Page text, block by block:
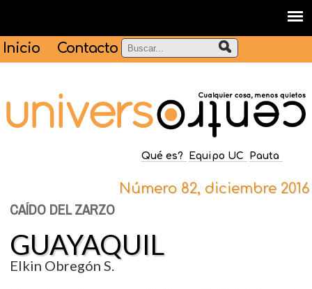
Inicio Contacto
Qué es? Equipo UC Pauta
Número 82, diciembre 2016
CAÍDO DEL ZARZO
GUAYAQUIL
Elkin Obregón S.